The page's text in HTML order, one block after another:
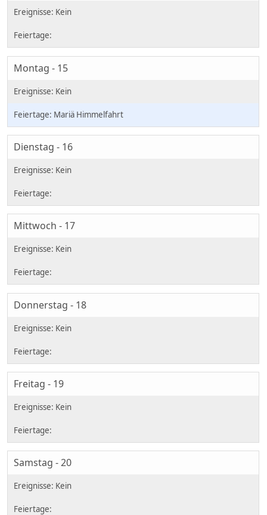
Montag - 15
Mariä Himmelfahrt
Dienstag - 16
Mittwoch - 17
Donnerstag - 18
Freitag - 19
Samstag - 20